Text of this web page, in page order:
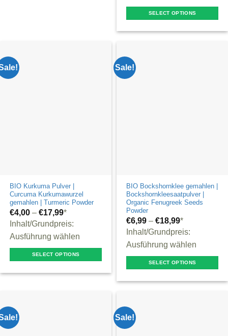
options
may
SELECT OPTIONS
multiple
variants.
page
BIO Kurkuma Pulver |
Curcuma Kurkumawurzel
gemahlen | Turmeric Powder
€4,00 –€17,99*
Inhalt/Grundpreis:
Ausführung wählen
SELECT OPTIONS
multiple
variants.
The
Sale!
BIO Bockshornklee gemahlen |
Bockshornkleesaatpulver |
Organic Fenugreek Seeds
Powder
€6,99 –€18,99*
Inhalt/Grundpreis:
Ausführung wählen
SELECT OPTIONS
multiple
variants.
Sale!